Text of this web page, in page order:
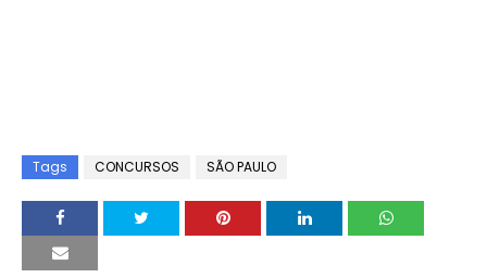
Tags CONCURSOS SÃO PAULO